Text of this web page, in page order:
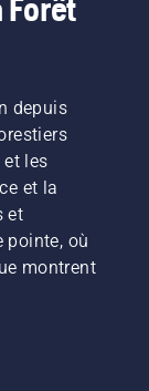
depuis
les
et la
et
pointe, où
montrent